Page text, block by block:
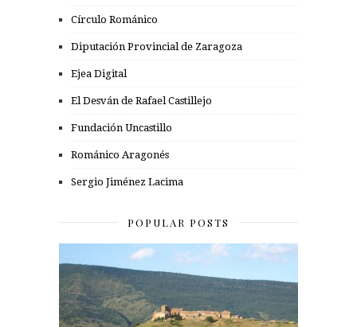
Círculo Románico
Diputación Provincial de Zaragoza
Ejea Digital
El Desván de Rafael Castillejo
Fundación Uncastillo
Románico Aragonés
Sergio Jiménez Lacima
POPULAR POSTS